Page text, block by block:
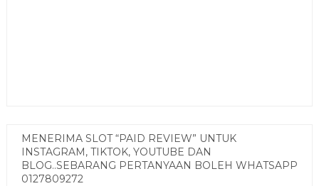
MENERIMA SLOT “PAID REVIEW” UNTUK
INSTAGRAM, TIKTOK, YOUTUBE DAN
BLOG..SEBARANG PERTANYAAN BOLEH WHATSAPP
0127809272